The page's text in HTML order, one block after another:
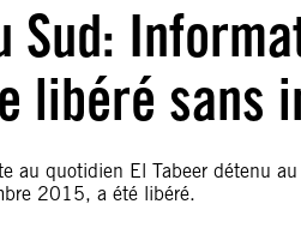
Sud:
libéré sans
au quotidien El Tabeer détenu
2015, a été libéré.